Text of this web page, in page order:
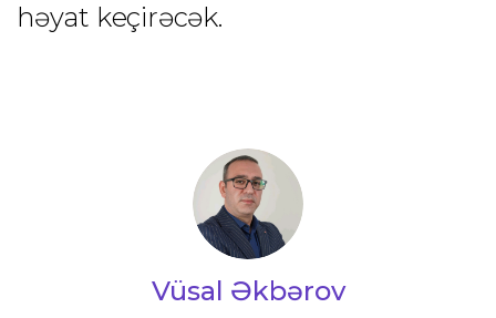
həyat keçirəcək.
Vüsal Əkbərov